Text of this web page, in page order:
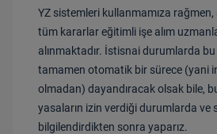
YZ sistemleri kullanmamıza
tüm kararlar eğitimli işe alım
alınmaktadır. İstisnai durumlarda
tamamen otomatik bir sürece (yani
olmadan) dayandıracak olsak bile,
yasaların izin verdiği durumlarda ve
bilgilendirdikten sonra yaparız.